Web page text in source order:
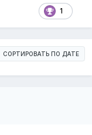
1
СОРТИРОВАТЬ ПО ДАТЕ